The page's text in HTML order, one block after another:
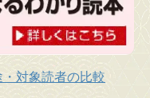
対象読者の比較